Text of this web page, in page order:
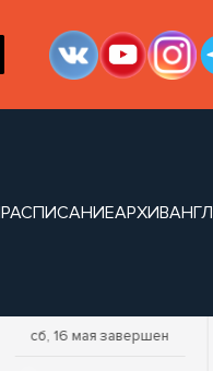
РАСПИСАНИЕАРХИВ
сб, 16 мая завершен